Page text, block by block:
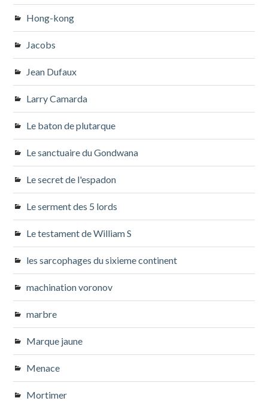
Hong-kong
Jacobs
Jean Dufaux
Larry Camarda
Le baton de plutarque
Le sanctuaire du Gondwana
Le secret de l'espadon
Le serment des 5 lords
Le testament de William S
les sarcophages du sixieme continent
machination voronov
marbre
Marque jaune
Menace
Mortimer